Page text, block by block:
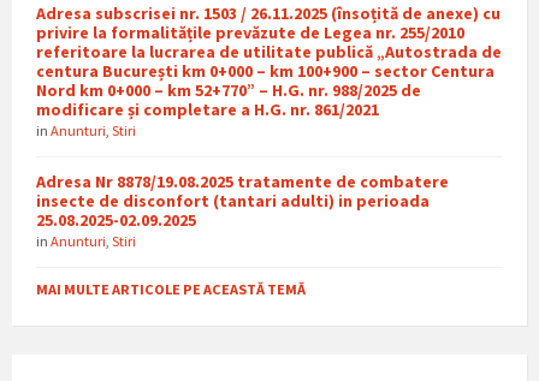
Adresa subscrisei nr. 1503 / 26.11.2025 (însoțită de anexe) cu
privire la formalitățile prevăzute de Legea nr. 255/2010
referitoare la lucrarea de utilitate publică „Autostrada de
centura București km 0+000 – km 100+900 – sector Centura
Nord km 0+000 – km 52+770” – H.G. nr. 988/2025 de
modificare și completare a H.G. nr. 861/2021
in Anunturi Stiri
Adresa Nr 8878/19.08.2025 tratamente de combatere
insecte de disconfort (tantari adulti) in perioada
25.08.2025-02.09.2025
in Anunturi Stiri
MAI MULTE ARTICOLE PE ACEASTĂ TEMĂ